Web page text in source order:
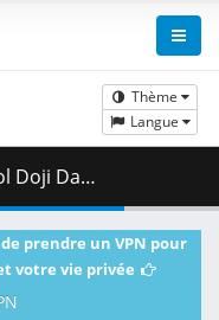
Thème
Langue
( 327.35 MB )
prendre un VPN pour
votre vie privée